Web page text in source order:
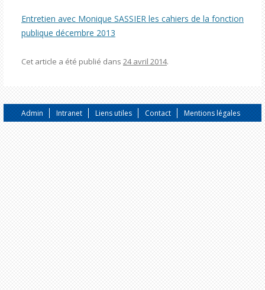
Entretien avec Monique SASSIER les cahiers de la fonction
publique décembre 2013
Cet article a été publié dans 24 avril 2014.
Admin Intranet Liens utiles Contact Mentions légales